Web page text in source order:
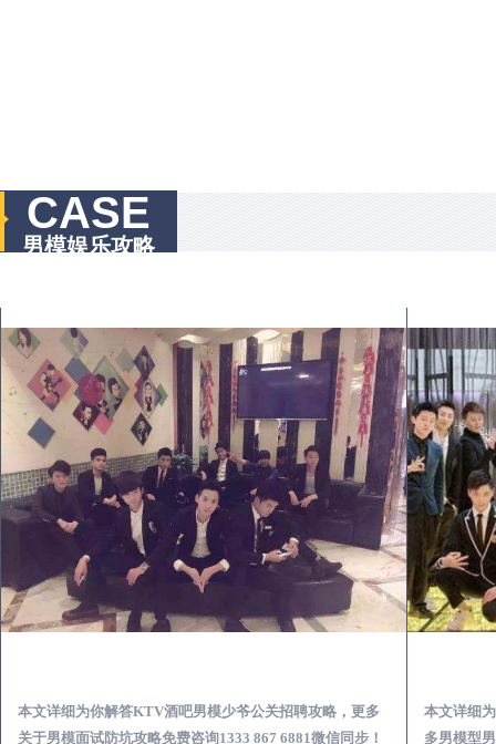
CASE
男模娱乐攻略
本文详细为你解答KTV酒吧男模少爷公关招聘攻略，更多
关于男模面试防坑攻略免费咨询1333 867 6881微信同步！
本文详细
多男模型